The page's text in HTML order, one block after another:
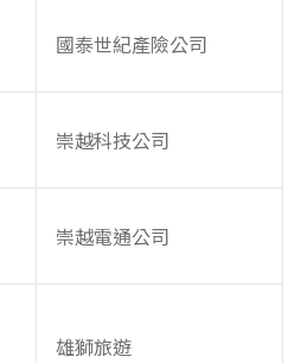
國泰世紀產險公司
崇越科技公司
崇越電通公司
雄獅旅遊